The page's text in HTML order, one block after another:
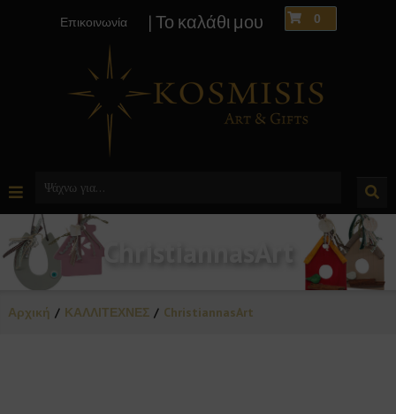
Επικοινωνία | Το καλάθι μου 0
ChristiannasArt
Αρχική ΚΑΛΛΙΤΕΧΝΕΣ ChristiannasArt